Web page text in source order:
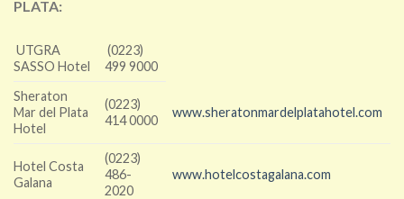
PLATA:
UTGRA
SASSO Hotel
(0223)
499 9000
Sheraton
Mar del Plata
Hotel
(0223)
414 0000
www.sheratonmardelplatahotel.com
Hotel Costa
Galana
(0223)
486-
2020
www.hotelcostagalana.com